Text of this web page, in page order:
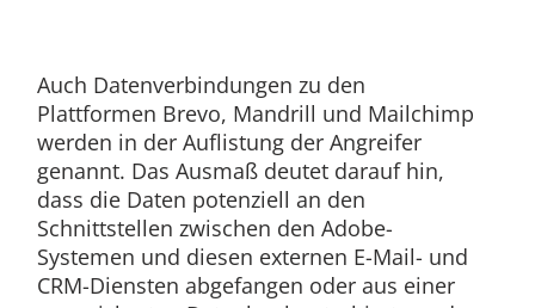
Auch Datenverbindungen zu den
Plattformen Brevo, Mandrill und Mailchimp
werden in der Auflistung der Angreifer
genannt. Das Ausmaß deutet darauf hin,
dass die Daten potenziell an den
Schnittstellen zwischen den Adobe-
Systemen und diesen externen E-Mail- und
CRM-Diensten abgefangen oder aus einer